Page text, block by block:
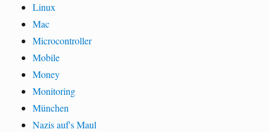
Linux
Mac
Microcontroller
Mobile
Money
Monitoring
München
Nazis auf's Maul